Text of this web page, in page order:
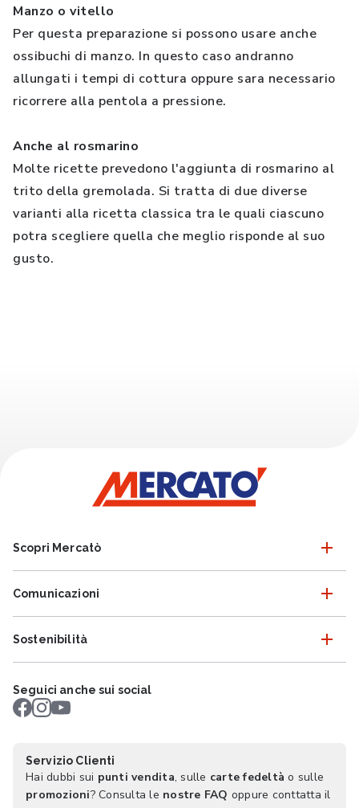
Manzo o vitello
Per questa preparazione si possono usare anche
ossibuchi di manzo. In questo caso andranno
allungati i tempi di cottura oppure sara necessario
ricorrere alla pentola a pressione.
Anche al rosmarino
Molte ricette prevedono l'aggiunta di rosmarino al
trito della gremolada. Si tratta di due diverse
varianti alla ricetta classica tra le quali ciascuno
potra scegliere quella che meglio risponde al suo
gusto.
Scopri Mercatò
Comunicazioni
Sostenibilità
Seguici anche sui social
Servizio Clienti
Hai dubbi sui punti vendita, sulle carte fedeltà o sulle
promozioni? Consulta le nostre FAQ oppure conttatta il